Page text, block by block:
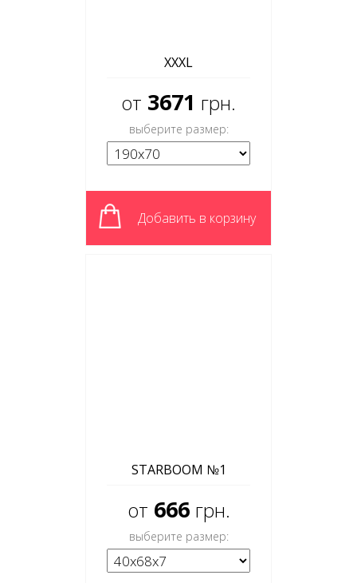
XXXL
от 3671 грн.
выберите размер:
Добавить в корзину
STARBOOM №1
от 666 грн.
выберите размер: